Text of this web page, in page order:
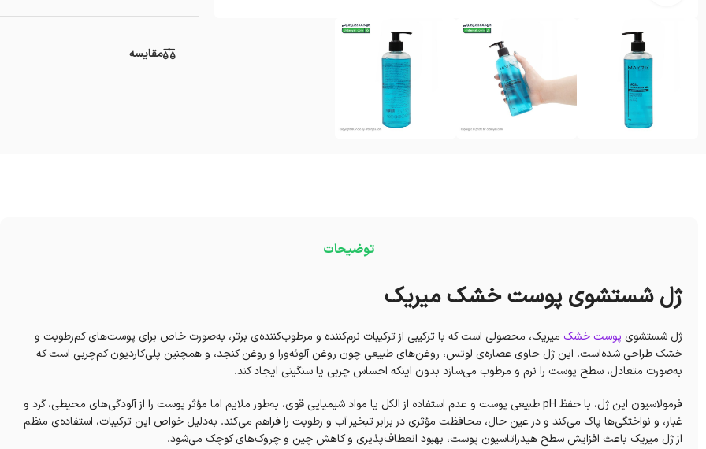
مقایسه
توضیحات
ژل شستشوی پوست خشک میریک
ژل شستشوی پوست خشک میریک، محصولی است که با ترکیبی از ترکیبات نرم‌کننده و مرطوب‌کننده‌ی برتر، به‌صورت خاص برای پوست‌های کم‌رطوبت و
خشک طراحی شده‌است. این ژل حاوی عصاره‌ی لوتس، روغن‌های طبیعی چون روغن آلوئه‌ورا و روغن کنجد، و همچنین پلی‌کاردیون کم‌چربی است که
به‌صورت متعادل، سطح پوست را نرم و مرطوب می‌سازد بدون اینکه احساس چربی یا سنگینی ایجاد کند.
فرمولاسیون این ژل، با حفظ pH طبیعی پوست و عدم استفاده از الکل یا مواد شیمیایی قوی، به‌طور ملایم اما مؤثر پوست را از آلودگی‌های محیطی، گرد و
غبار، و نواختگی‌ها پاک می‌کند و در عین حال، محافظت مؤثری در برابر تبخیر آب و رطوبت را فراهم می‌کند. به‌دلیل خواص این ترکیبات، استفاده‌ی منظم
از ژل میریک باعث افزایش سطح هیدراتاسیون پوست، بهبود انعطاف‌پذیری و کاهش چین و چروک‌های کوچک می‌شود.